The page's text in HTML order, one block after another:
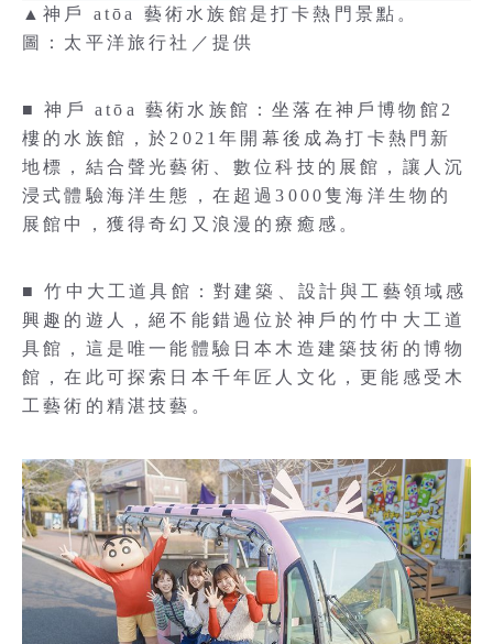
▲神戶 atōa 藝術水族館是打卡熱門景點。
圖：太平洋旅行社／提供
■ 神戶 atōa 藝術水族館：坐落在神戶博物館2
樓的水族館，於2021年開幕後成為打卡熱門新
地標，結合聲光藝術、數位科技的展館，讓人沉
浸式體驗海洋生態，在超過3000隻海洋生物的
展館中，獲得奇幻又浪漫的療癒感。
■ 竹中大工道具館：對建築、設計與工藝領域感
興趣的遊人，絕不能錯過位於神戶的竹中大工道
具館，這是唯一能體驗日本木造建築技術的博物
館，在此可探索日本千年匠人文化，更能感受木
工藝術的精湛技藝。